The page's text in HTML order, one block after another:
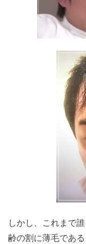
しかし、これまで
齢の割に薄毛であ